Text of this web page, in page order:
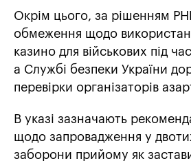
Окрім цього, за рішенням
обмеження щодо
казино для військових під
а Службі безпеки України
перевірки організаторів
В указі зазначають
щодо запровадження у
заборони прийому як